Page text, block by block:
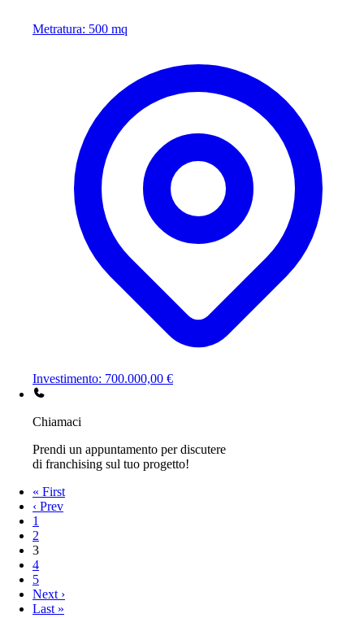
Metratura: 500 mq
Investimento: 700.000,00 €
Chiamaci
Prendi un appuntamento per discutere
di franchising sul tuo progetto!
« First
‹ Prev
1
2
3
4
5
Next ›
Last »